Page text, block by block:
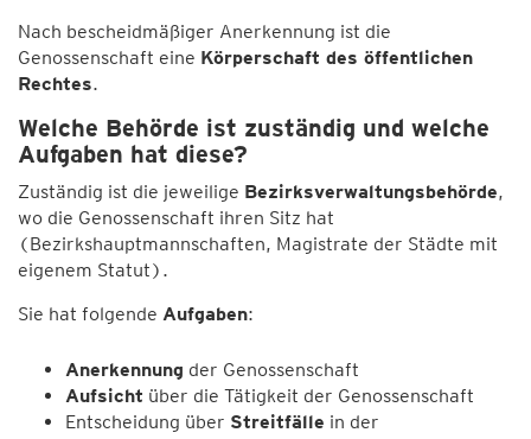
Nach bescheidmäßiger Anerkennung ist die
Genossenschaft eine Körperschaft des öffentlichen
Rechtes.
Welche Behörde ist zuständig und welche
Aufgaben hat diese?
Zuständig ist die jeweilige Bezirksverwaltungsbehörde,
wo die Genossenschaft ihren Sitz hat
(Bezirkshauptmannschaften, Magistrate der Städte mit
eigenem Statut).
Sie hat folgende Aufgaben:
Anerkennung der Genossenschaft
Aufsicht über die Tätigkeit der Genossenschaft
Entscheidung über Streitfälle in der